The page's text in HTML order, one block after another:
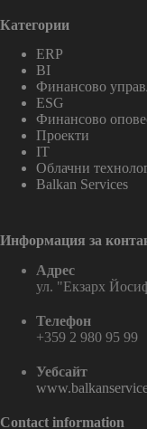
Категории
ERP
BI
Финансово
ESG
Финансово
Проекти
IT
Облачни
Balkan Services
Информация за
Адрес
ул. "Екзарх
Телефон
+359 2 980 95 99
Уебсайт
Contact information